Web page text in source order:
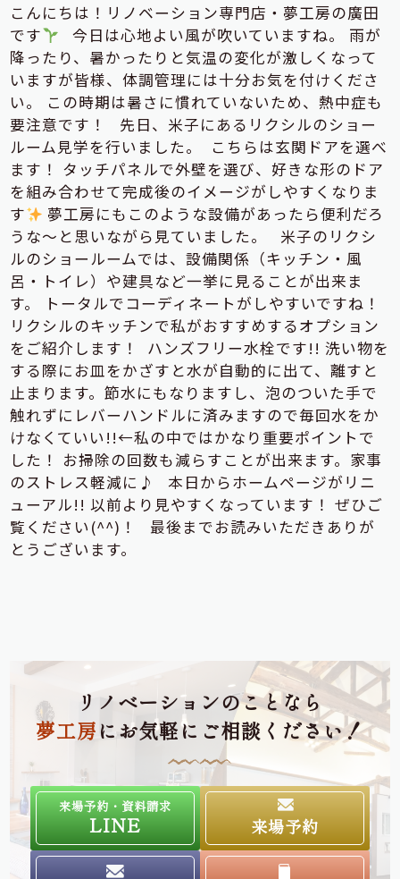
こんにちは！リノベーション専門店・夢工房の廣田
です
今日は心地よい風が吹いていますね。 雨が
降ったり、暑かったりと気温の変化が激しくなって
いますが皆様、体調管理には十分お気を付けくださ
い。 この時期は暑さに慣れていないため、熱中症も
要注意です！ 先日、米子にあるリクシルのショー
ルーム見学を行いました。
こちらは玄関ドアを選べ
ます！ タッチパネルで外壁を選び、好きな形のドア
を組み合わせて完成後のイメージがしやすくなりま
す
夢工房にもこのような設備があったら便利だろ
うな～と思いながら見ていました。 米子のリクシ
ルのショールームでは、設備関係（キッチン・風
呂・トイレ）や建具など一挙に見ることが出来ま
す。 トータルでコーディネートがしやすいですね！
リクシルのキッチンで私がおすすめするオプション
をご紹介します！
ハンズフリー水栓です!! 洗い物を
する際にお皿をかざすと水が自動的に出て、離すと
止まります。節水にもなりますし、泡のついた手で
触れずにレバーハンドルに済みますので毎回水をか
けなくていい!!←私の中ではかなり重要ポイントで
した！ お掃除の回数も減らすことが出来ます。家事
のストレス軽減に♪ 本日からホームページがリニ
ューアル!! 以前より見やすくなっています！ ぜひご
覧ください(^^)！ 最後までお読みいただきありが
とうございます。
リノベーションのことなら
夢工房にお気軽にご相談ください！
来場予約・資料請求
LINE 来場予約